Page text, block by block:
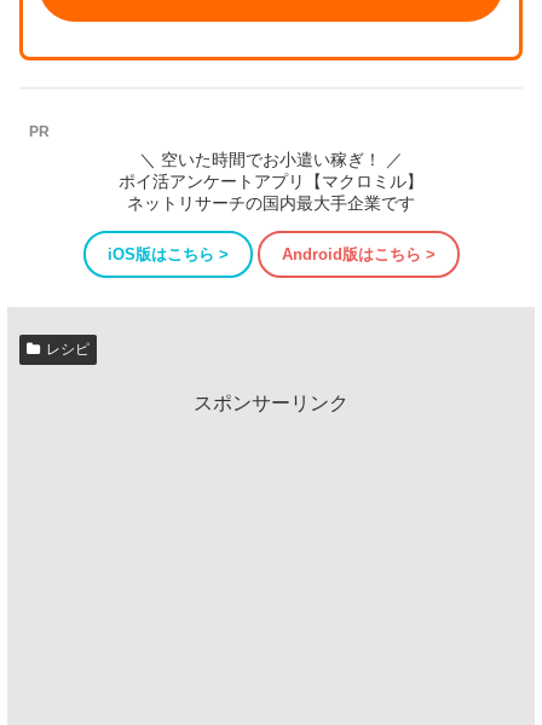
PR
＼ 空いた時間でお小遣い稼ぎ！ ／
ポイ活アンケートアプリ【マクロミル】
ネットリサーチの国内最大手企業です
iOS版はこちら > Android版はこちら >
レシピ
スポンサーリンク